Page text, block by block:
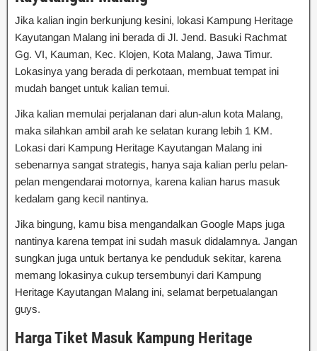
Jika kalian ingin berkunjung kesini, lokasi Kampung Heritage
Kayutangan Malang ini berada di Jl. Jend. Basuki Rachmat
Gg. VI, Kauman, Kec. Klojen, Kota Malang, Jawa Timur.
Lokasinya yang berada di perkotaan, membuat tempat ini
mudah banget untuk kalian temui.
Jika kalian memulai perjalanan dari alun-alun kota Malang,
maka silahkan ambil arah ke selatan kurang lebih 1 KM.
Lokasi dari Kampung Heritage Kayutangan Malang ini
sebenarnya sangat strategis, hanya saja kalian perlu pelan-
pelan mengendarai motornya, karena kalian harus masuk
kedalam gang kecil nantinya.
Jika bingung, kamu bisa mengandalkan Google Maps juga
nantinya karena tempat ini sudah masuk didalamnya. Jangan
sungkan juga untuk bertanya ke penduduk sekitar, karena
memang lokasinya cukup tersembunyi dari Kampung
Heritage Kayutangan Malang ini, selamat berpetualangan
guys.
Harga Tiket Masuk Kampung Heritage